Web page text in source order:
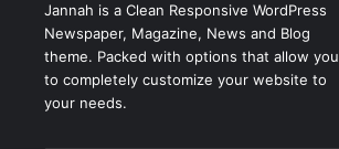
Jannah is a Clean Responsive WordPress
Newspaper, Magazine, News and Blog
theme. Packed with options that allow you
to completely customize your website to
your needs.